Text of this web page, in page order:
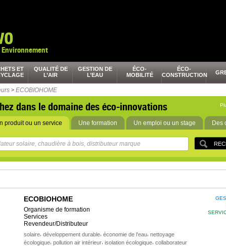
ET
QUALITÉ DE
L’AIR
GESTION DE
L’EAU
ÉCO-
MOBILITÉ
ÉCO-
CONSTRUCTION
> ECOBIOHOME
dans le domaine des éco-innovations
produit ou un service Une formation Un emploi ou un stage Des
ECOBIOHOME
Organisme de formation
Services
Revendeur/Distributeur
solaire, développement durable, économie de l'eau, nettoyage
écologique, pollution air intérieur, isolation écologique, collaborateur